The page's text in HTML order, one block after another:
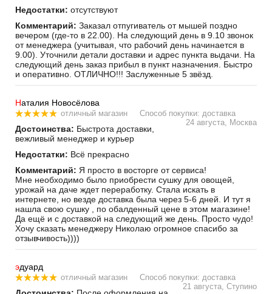
Недостатки: отсутствуют
Комментарий: Заказал отпугиватель от мышей поздно
вечером (где-то в 22.00). На следующий день в 9.10 звонок
от менеджера (учитывая, что рабочий день начинается в
9.00). Уточнили детали доставки и адрес пункта выдачи. На
следующий день заказ прибыл в пункт назначения. Быстро
и оперативно. ОТЛИЧНО!!! Заслуженные 5 звёзд.
Наталия Новосёлова
отличный магазин
Способ покупки: доставка
24 августа, Москва
Достоинства: Быстрота доставки,
вежливый менеджер и курьер
Недостатки: Всё прекрасно
Комментарий: Я просто в восторге от сервиса!
Мне необходимо было приобрести сушку для овощей,
урожай на даче ждет переработку. Стала искать в
интернете, но везде доставка была через 5-6 дней. И тут я
нашла свою сушку , по обалденный цене в этом магазине!
Да ещё и с доставкой на следующий же день. Просто чудо!
Хочу сказать менеджеру Николаю огромное спасибо за
отзывчивость))))
эдуард
отличный магазин
Способ покупки: доставка
21 августа, Ступино